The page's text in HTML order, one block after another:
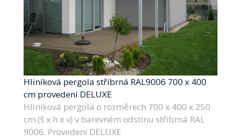
Hliníková pergola stříbrná RAL9006 700 x 400
cm provedení DELUXE
Hliníková pergola o rozměrech 700 x 400 x 250
cm (š x h x v) v barevném odstínu stříbrná RAL
9006. Provedení DELUXE